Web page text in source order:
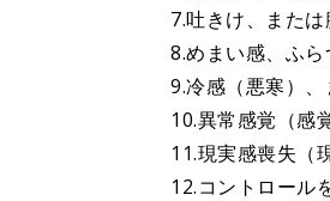
7.吐きけ、また
8.めまい感、ふ
9.冷感（悪寒）
10.異常感覚（感
11.現実感喪失（
12.コントロール